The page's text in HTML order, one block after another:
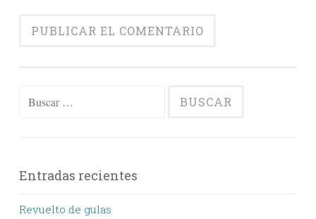
Buscar:
Entradas recientes
Revuelto de gulas